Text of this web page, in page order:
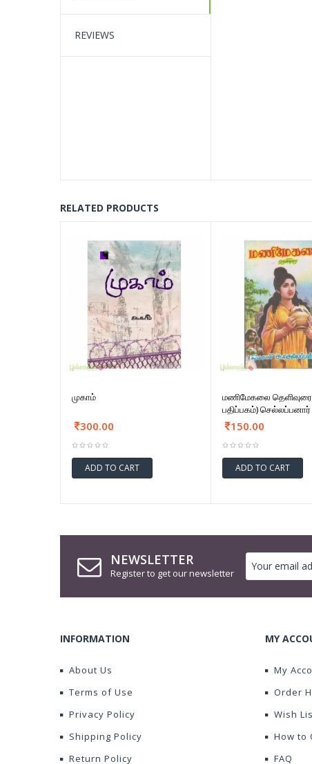
REVIEWS
RELATED PRODUCTS
முகாம்
300.00
ADD TO CART
மணிமேகலை தெளிவுரை
பதிப்பகம்) செல்லப்பனார்
150.00
ADD TO CART
NEWSLETTER
Register to get our newsletter
INFORMATION
About Us
Terms of Use
Privacy Policy
Shipping Policy
Return Policy
MY
My
Order
Wish
How to
FAQ